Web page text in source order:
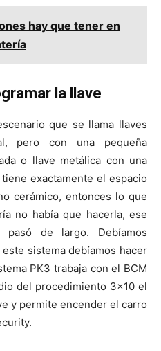
hay que tener en
la llave
que se llama llaves
pero con una pequeña
o llave metálica con una
exactamente el espacio
cerámico, entonces lo que
no había que hacerla, ese
de largo. Debíamos
sistema debíamos hacer
PK3 trabaja con el BCM
del procedimiento 3×10 el
y permite encender el carro